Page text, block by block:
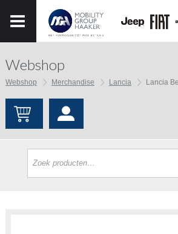
Webshop
Webshop Merchandise Lancia Lancia Belt